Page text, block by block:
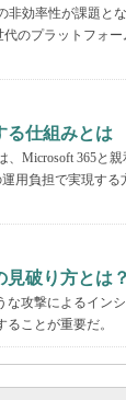
効率性が課題とな
のプラットフォー
る仕組みとは
Microsoft 365と親
用負担で実現する
破り方とは？
な攻撃によるイン
ことが重要だ。